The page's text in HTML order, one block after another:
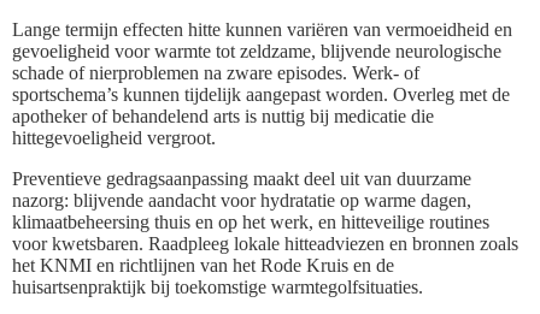
Lange termijn effecten hitte kunnen variëren van vermoeidheid en
gevoeligheid voor warmte tot zeldzame, blijvende neurologische
schade of nierproblemen na zware episodes. Werk- of
sportschema’s kunnen tijdelijk aangepast worden. Overleg met de
apotheker of behandelend arts is nuttig bij medicatie die
hittegevoeligheid vergroot.
Preventieve gedragsaanpassing maakt deel uit van duurzame
nazorg: blijvende aandacht voor hydratatie op warme dagen,
klimaatbeheersing thuis en op het werk, en hitteveilige routines
voor kwetsbaren. Raadpleeg lokale hitteadviezen en bronnen zoals
het KNMI en richtlijnen van het Rode Kruis en de
huisartsenpraktijk bij toekomstige warmtegolfsituaties.